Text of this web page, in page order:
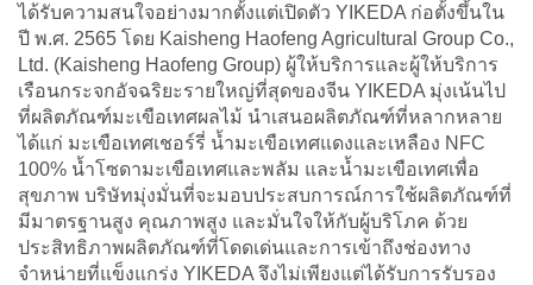
ได้รับความสนใจอย่างมากตั้งแต่เปิดตัว YIKEDA ก่อตั้งขึ้นใน
ปี พ.ศ. 2565 โดย Kaisheng Haofeng Agricultural Group Co.,
Ltd. (Kaisheng Haofeng Group) ผู้ให้บริการและผู้ให้บริการ
เรือนกระจกอัจฉริยะรายใหญ่ที่สุดของจีน YIKEDA มุ่งเน้นไป
ที่ผลิตภัณฑ์มะเขือเทศผลไม้ นำเสนอผลิตภัณฑ์ที่หลากหลาย
ได้แก่ มะเขือเทศเชอร์รี่ น้ำมะเขือเทศแดงและเหลือง NFC
100% น้ำโซดามะเขือเทศและพลัม และน้ำมะเขือเทศเพื่อ
สุขภาพ บริษัทมุ่งมั่นที่จะมอบประสบการณ์การใช้ผลิตภัณฑ์ที่
มีมาตรฐานสูง คุณภาพสูง และมั่นใจให้กับผู้บริโภค ด้วย
ประสิทธิภาพผลิตภัณฑ์ที่โดดเด่นและการเข้าถึงช่องทาง
จำหน่ายที่แข็งแกร่ง YIKEDA จึงไม่เพียงแต่ได้รับการรับรอง